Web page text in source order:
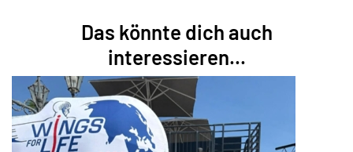
Das könnte dich auch
interessieren...